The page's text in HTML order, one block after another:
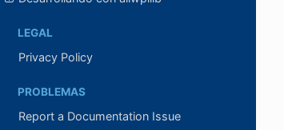
LEGAL
Privacy Policy
PROBLEMAS
Report a Documentation Issue